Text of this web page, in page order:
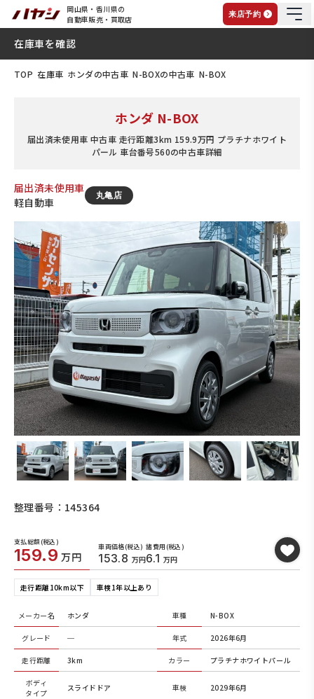
岡山県・香川県の
自動車販売・買取店
来店予約
在庫車を確認
TOP 在庫車 ホンダの中古車 N-BOXの中古車 N-BOX
ホンダ N-BOX
届出済未使用車 中古車 走行距離3km 159.9万円 プラチナホワイト
パール 車台番号560の中古車詳細
届出済未使用車
軽自動車
丸亀店
整理番号：145364
支払総額(税込)
159.9 万円
車両価格(税込)
153.8 万円
諸費用(税込)
6.1 万円
走行距離10km以下 車検1年以上あり
メーカー名 ホンダ 車種 N-BOX
グレード ─ 年式 2026年6月
走行距離 3km カラー プラチナホワイトパール
ボディ
タイプ
スライドドア 車検 2029年6月